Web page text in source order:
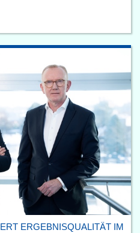
ERGEBNISQUALITÄT IM